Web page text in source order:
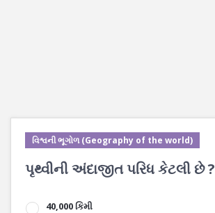
વિશ્વની ભૂગોળ (Geography of the world)
પૃથ્વીની અંદાજીત પરિધ કેટલી છે ?
40,000 કિમી